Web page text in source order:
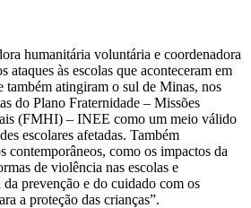
humanitária voluntária e coordenadora
ataques às escolas que aconteceram em
também atingiram o sul de Minas, nos
do Plano Fraternidade – Missões
(FMHI) – INEE como um meio válido
escolares afetadas. Também
contemporâneos, como os impactos da
de violência nas escolas e
prevenção e do cuidado com os
a proteção das crianças”.